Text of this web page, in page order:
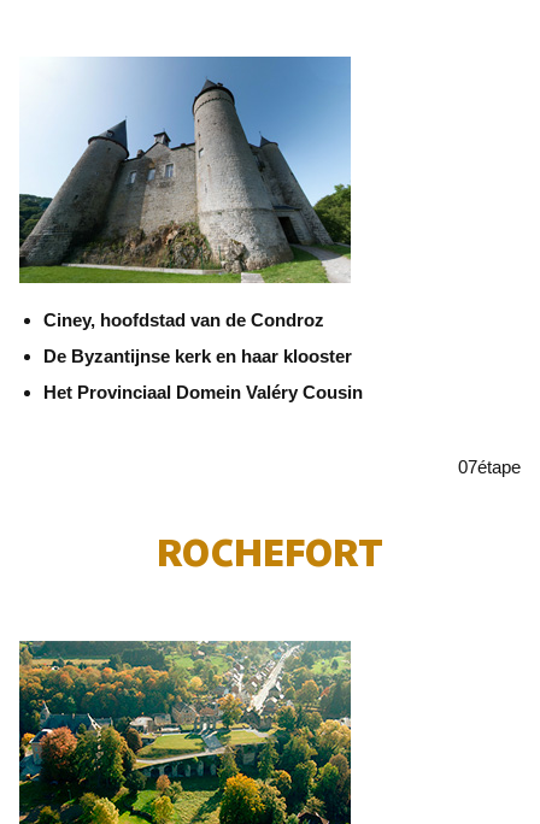
Ciney, hoofdstad van de Condroz
De Byzantijnse kerk en haar klooster
Het Provinciaal Domein Valéry Cousin
07étape
ROCHEFORT